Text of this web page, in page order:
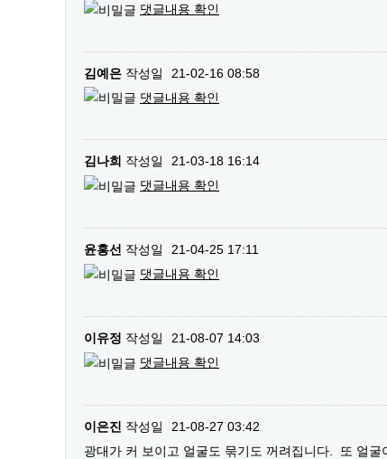
댓글내용 확인
김예은 작성일
21-02-16 08:58
댓글내용 확인
김나희 작성일
21-03-18 16:14
댓글내용 확인
윤홍선 작성일
21-04-25 17:11
댓글내용 확인
이유정 작성일
21-08-07 14:03
댓글내용 확인
이은진 작성일
21-08-27 03:42
광대가 커 보이고 얼굴도 묶기도 꺼려집니다. 또 얼